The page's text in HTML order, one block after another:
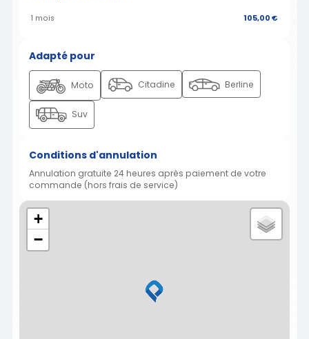
1 mois 105,00 €
Adapté pour
Moto Citadine Berline
Suv
Conditions d'annulation
Annulation gratuite 24 heures après paiement de votre
commande (hors frais de service)
+
−